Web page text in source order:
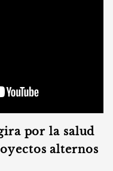
por la salud
alternos